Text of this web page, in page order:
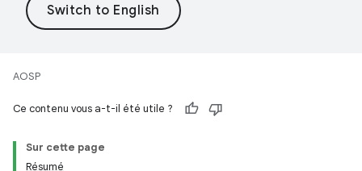
AOSP
Ce contenu vous a-t-il été utile ?
Sur cette page
Résumé